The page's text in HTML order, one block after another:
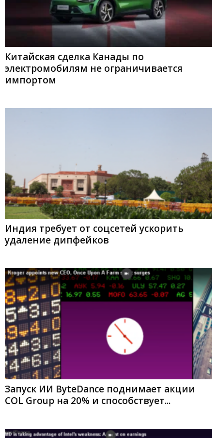
Китайская сделка Канады по
электромобилям не ограничивается
импортом
Индия требует от соцсетей ускорить
удаление дипфейков
Запуск ИИ ByteDance поднимает акции
COL Group на 20% и способствует...